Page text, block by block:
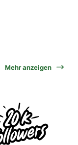
Mehr anzeigen